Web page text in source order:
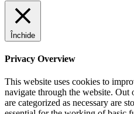
Închide
Privacy Overview
This website uses cookies to
navigate through the website. Out
are categorized as necessary are